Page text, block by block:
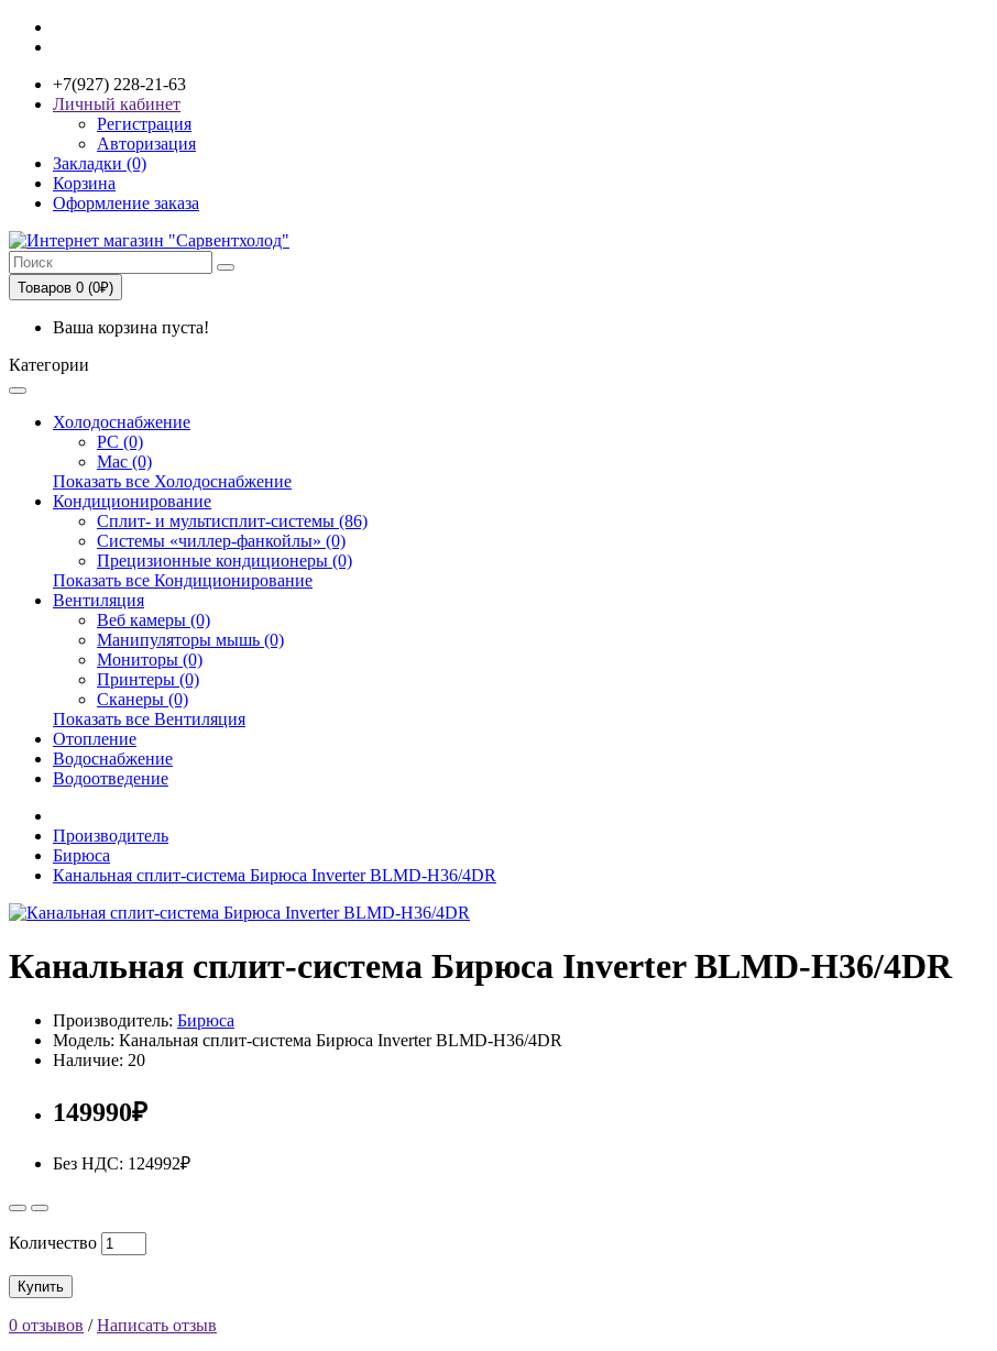
+7(927) 228-21-63
Личный кабинет
Регистрация
Авторизация
Закладки (0)
Корзина
Оформление заказа
Товаров 0 (0₽)
Ваша корзина пуста!
Категории
Холодоснабжение
PC (0)
Mac (0)
Показать все Холодоснабжение
Кондиционирование
Сплит- и мультисплит-системы (86)
Системы «чиллер-фанкойлы» (0)
Прецизионные кондиционеры (0)
Показать все Кондиционирование
Вентиляция
Веб камеры (0)
Манипуляторы мышь (0)
Мониторы (0)
Принтеры (0)
Сканеры (0)
Показать все Вентиляция
Отопление
Водоснабжение
Водоотведение
Производитель
Бирюса
Канальная сплит-система Бирюса Inverter BLMD-H36/4DR
Канальная сплит-система Бирюса Inverter BLMD-H36/4DR
Производитель: Бирюса
Модель: Канальная сплит-система Бирюса Inverter BLMD-H36/4DR
Наличие: 20
149990₽
Без НДС: 124992₽
Количество
Купить
0 отзывов /Написать отзыв